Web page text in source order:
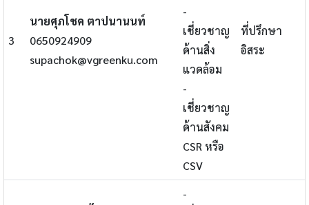
3
นายศุภโชค ตาปนานนท์
0650924909
supachok@vgreenku.com
-
เชี่ยวชาญ
ด้านสิ่ง
แวดล้อม
-
เชี่ยวชาญ
ด้านสังคม
CSR หรือ
CSV
ที่ปรึกษา
อิสระ
-